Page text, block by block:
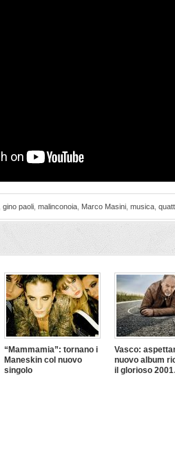
gino paoli malinconoia Marco Masini musica
“Mammamia”: tornano i
Maneskin col nuovo
singolo
Vasco:
nuovo album
il glorioso